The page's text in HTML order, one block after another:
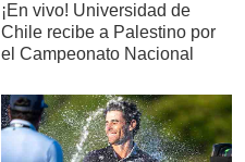
¡En vivo! Universidad de
Chile recibe a Palestino por
el Campeonato Nacional